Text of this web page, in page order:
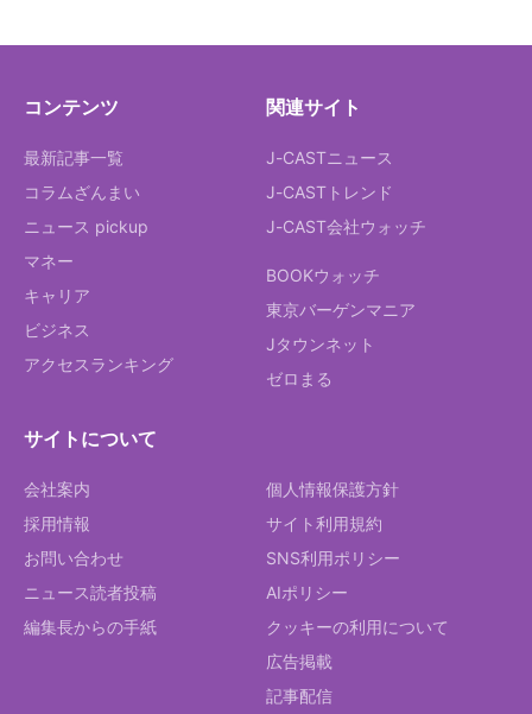
コンテンツ
最新記事一覧
コラムざんまい
ニュース pickup
マネー
キャリア
ビジネス
アクセスランキング
関連サイト
J-CASTニュース
J-CASTトレンド
J-CAST会社ウォッチ
BOOKウォッチ
東京バーゲンマニア
Jタウンネット
ゼロまる
サイトについて
会社案内
採用情報
お問い合わせ
ニュース読者投稿
編集長からの手紙
個人情報保護方針
サイト利用規約
SNS利用ポリシー
AIポリシー
クッキーの利用について
広告掲載
記事配信